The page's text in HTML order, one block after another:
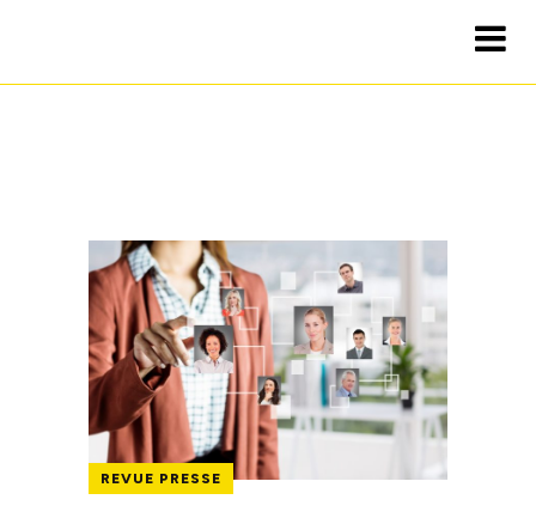
REVUE PRESSE